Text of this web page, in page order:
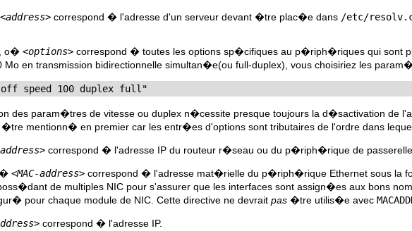
<address> correspond � l'adresse d'un serveur devant �tre plac�e dans /etc/
, o� <options> correspond � toutes les options sp�cifiques au p�riph�riques qui sont
Mo en transmission bidirectionnelle simultan�e(ou full-duplex), vous choisiriez les
off speed 100 duplex full"
des param�tres de vitesse ou duplex n�cessite presque toujours la d�sactivation de
�tre mentionn� en premier car les entr�es d'options sont tributaires de l'ordre dans
correspond � l'adresse IP du routeur r�seau ou du p�riph�rique de passerelle
<MAC-address> correspond � l'adresse mat�rielle du p�riph�rique Ethernet sous la
de multiples NIC pour s'assurer que les interfaces sont assign�es aux bons
pour chaque module de NIC. Cette directive ne devrait pas �tre utilis�e avec
correspond � l'adresse IP.